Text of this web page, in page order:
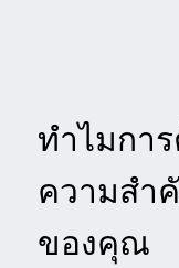
ทำไมกา
ความสำ
ของคุณ